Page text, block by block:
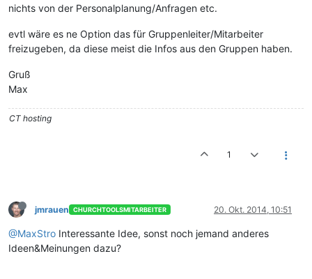
nichts von der Personalplanung/Anfragen etc.
evtl wäre es ne Option das für Gruppenleiter/Mitarbeiter
freizugeben, da diese meist die Infos aus den Gruppen haben.
Gruß
Max
CT hosting
1
jmrauen CHURCHTOOLSMITARBEITER 20. Okt. 2014, 10:51
@MaxStro Interessante Idee, sonst noch jemand anderes
Ideen&Meinungen dazu?